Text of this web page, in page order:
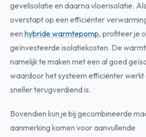
gevelisolatie en daarna vloerisolatie.
overstapt op een efficiënter
een hybride warmtepomp, profiteer je
geïnvesteerde isolatiekosten. De
namelijk te maken met een al goed
waardoor het systeem efficiënter werkt
sneller terugverdiend is.
Bovendien kun je bij gecombineerde
aanmerking komen voor aanvullende